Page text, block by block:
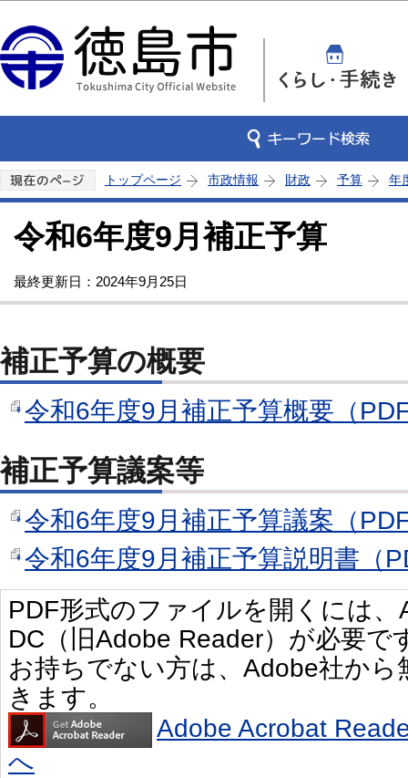
トップページ 市政情報 財政 予算 年
令和6年度9月補正予算
最終更新日：2024年9月25日
補正予算の概要
令和6年度9月補正予算概要（
補正予算議案等
令和6年度9月補正予算議案（
令和6年度9月補正予算説明書（
PDF形式のファイルを開くには
DC（旧Adobe Reader）が必要で
お持ちでない方は、Adobe社か
きます。
Adobe Acrobat
へ